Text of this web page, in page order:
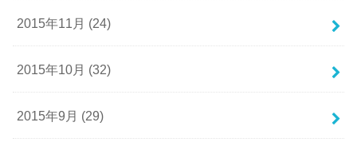
2015年11月 (24)
2015年10月 (32)
2015年9月 (29)